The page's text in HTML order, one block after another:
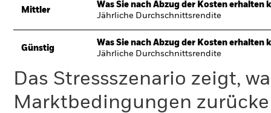
Mittler
Was Sie nach Abzug der Kosten erhalten
Jährliche Durchschnittsrendite
Günstig
Was Sie nach Abzug der Kosten erhalten
Jährliche Durchschnittsrendite
Das Stressszenario zeigt,
Marktbedingungen